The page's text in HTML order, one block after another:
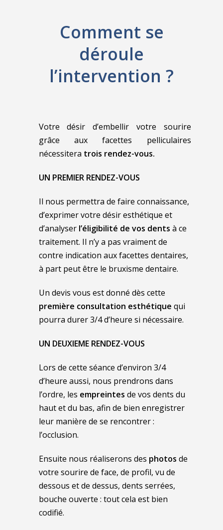
Comment se
déroule
l’intervention ?
Votre désir d’embellir votre sourire
grâce aux facettes pelliculaires
nécessitera trois rendez-vous.
UN PREMIER RENDEZ-VOUS
Il nous permettra de faire connaissance,
d’exprimer votre désir esthétique et
d’analyser l’éligibilité de vos dents à ce
traitement. Il n’y a pas vraiment de
contre indication aux facettes dentaires,
à part peut être le bruxisme dentaire.
Un devis vous est donné dès cette
première consultation esthétique qui
pourra durer 3/4 d’heure si nécessaire.
UN DEUXIEME RENDEZ-VOUS
Lors de cette séance d’environ 3/4
d’heure aussi, nous prendrons dans
l’ordre, les empreintes de vos dents du
haut et du bas, afin de bien enregistrer
leur manière de se rencontrer :
l’occlusion.
Ensuite nous réaliserons des photos de
votre sourire de face, de profil, vu de
dessous et de dessus, dents serrées,
bouche ouverte : tout cela est bien
codifié.